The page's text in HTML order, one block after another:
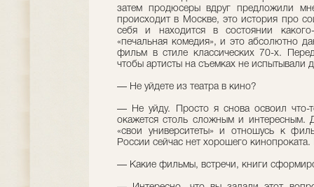
затем продюсеры вдруг предложили
происходит в Москве, это история про
себя и находится в состоянии
«печальная комедия», и это абсолютно
фильм в стиле классических 70-х.
чтобы артисты на съемках не испытывали
— Не уйдете из театра в кино?
— Не уйду. Просто я снова освоил
окажется столь сложным и интересным.
«свои университеты» и отношусь к
России сейчас нет хорошего
— Какие фильмы, встречи, книги